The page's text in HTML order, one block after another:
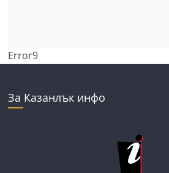
Error9
За Казанлък инфо